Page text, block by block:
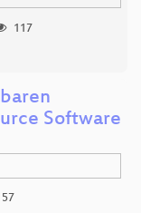
117
Software
57